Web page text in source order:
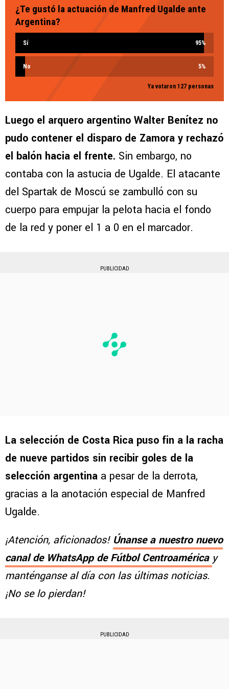
¿Te gustó la actuación de Manfred Ugalde ante
Argentina?
Sí 95%
No 5%
Ya votaron 127 personas
Luego el arquero argentino Walter Benítez no
pudo contener el disparo de Zamora y rechazó
el balón hacia el frente. Sin embargo, no
contaba con la astucia de Ugalde. El atacante
del Spartak de Moscú se zambulló con su
cuerpo para empujar la pelota hacia el fondo
de la red y poner el 1 a 0 en el marcador.
PUBLICIDAD
La selección de Costa Rica puso fin a la racha
de nueve partidos sin recibir goles de la
selección argentina a pesar de la derrota,
gracias a la anotación especial de Manfred
Ugalde.
¡Atención, aficionados! Únanse a nuestro nuevo
canal de WhatsApp de Fútbol Centroamérica y
manténganse al día con las últimas noticias.
¡No se lo pierdan!
PUBLICIDAD